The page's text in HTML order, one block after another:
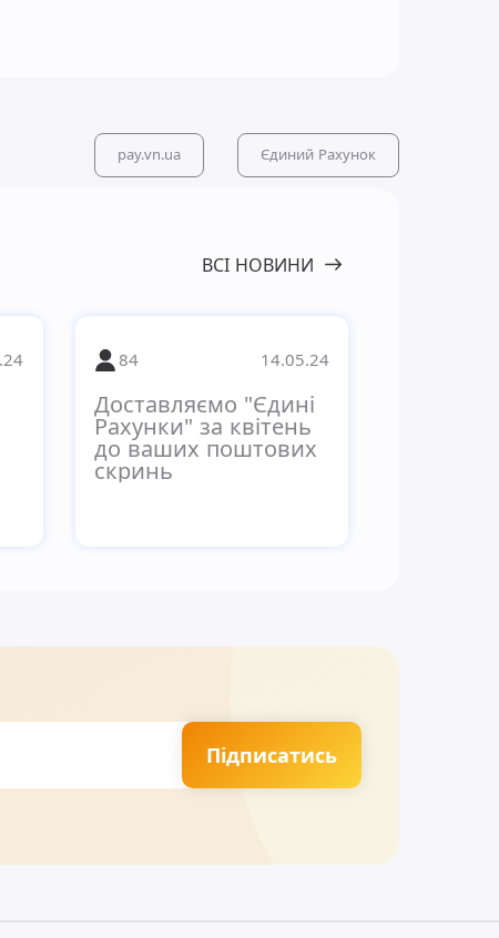
pay.vn.ua Єдиний Рахунок
ВСІ НОВИНИ
84 14.05.24
Доставляємо "Єдині
Рахунки" за квітень
до ваших поштових
скринь